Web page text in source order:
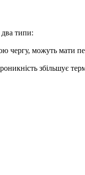
два типи:
чергу, можуть мати
збільшує